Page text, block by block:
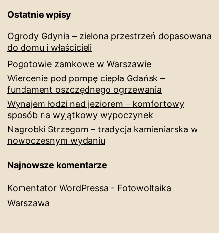
Ostatnie wpisy
Ogrody Gdynia – zielona przestrzeń dopasowana
do domu i właścicieli
Pogotowie zamkowe w Warszawie
Wiercenie pod pompę ciepła Gdańsk –
fundament oszczędnego ogrzewania
Wynajem łodzi nad jeziorem – komfortowy
sposób na wyjątkowy wypoczynek
Nagrobki Strzegom – tradycja kamieniarska w
nowoczesnym wydaniu
Najnowsze komentarze
Komentator WordPressa - Fotowoltaika
Warszawa